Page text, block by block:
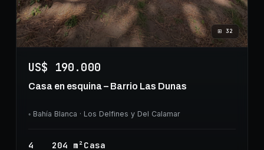
⊞32
US$ 190.000
Casa en esquina – Barrio Las Dunas
◦ Bahía Blanca · Los Delfines y Del Calamar
4 204 m²Casa